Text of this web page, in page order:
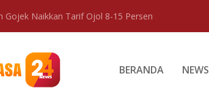
Gojek Naikkan Tarif Ojol 8-15 Persen
BERANDA NEWS